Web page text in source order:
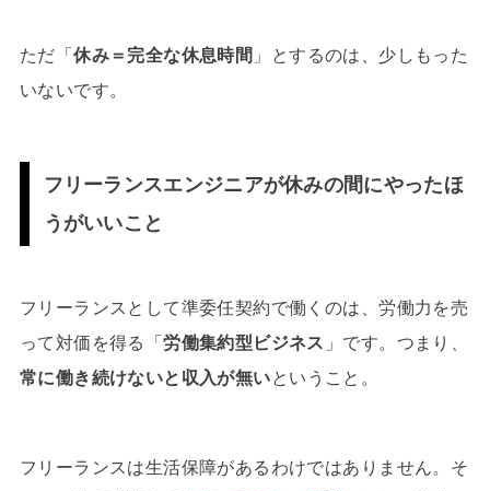
ただ「休み＝完全な休息時間 」とするのは、少しもった
いないです。
フリーランスエンジニアが休みの間にやったほ
うがいいこと
フリーランスとして準委任契約で働くのは、労働力を売
って対価を得る「労働集約型ビジネス 」です。つまり、
常に働き続けないと収入が無いということ。
フリーランスは生活保障があるわけではありません。そ